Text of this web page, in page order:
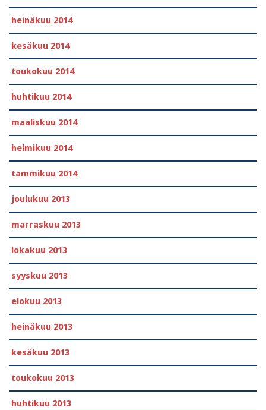
heinäkuu 2014
kesäkuu 2014
toukokuu 2014
huhtikuu 2014
maaliskuu 2014
helmikuu 2014
tammikuu 2014
joulukuu 2013
marraskuu 2013
lokakuu 2013
syyskuu 2013
elokuu 2013
heinäkuu 2013
kesäkuu 2013
toukokuu 2013
huhtikuu 2013